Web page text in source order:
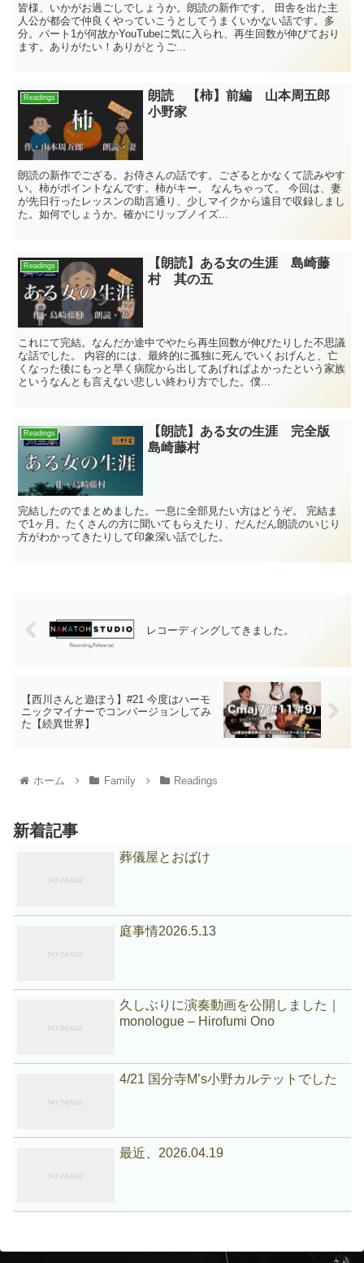
皆様、いかがお過ごしでしょうか。朗読の新作です。 田舎を出た主
人公が都会で仲良くやっていこうとしてうまくいかない話です。多
分。パート1が何故かYouTubeに気に入られ、再生回数が伸びており
ます。ありがたい！ありがとうご...
Readings
朗読 【柿】前編 山本周五郎
小野家
朗読の新作でござる。お侍さんの話です。ござるとかなくて読みやす
い。柿がポイントなんです。柿がキー。 なんちゃって。 今回は、妻
が先日行ったレッスンの助言通り、少しマイクから遠目で収録しまし
た。如何でしょうか。確かにリップノイズ...
Readings
【朗読】ある女の生涯 島崎藤
村 其の五
これにて完結。なんだか途中でやたら再生回数が伸びたりした不思議
な話でした。 内容的には、最終的に孤独に死んでいくおげんと、亡
くなった後にもっと早く病院から出してあげればよかったという家族
というなんとも言えない悲しい終わり方でした。僕...
Readings
【朗読】ある女の生涯 完全版
島崎藤村
完結したのでまとめました。一息に全部見たい方はどうぞ。 完結ま
で1ヶ月。たくさんの方に聞いてもらえたり、だんだん朗読のいじり
方がわかってきたりして印象深い話でした。
レコーディングしてきました。
【西川さんと遊ぼう】#21 今度はハーモ
ニックマイナーでコンバージョンしてみ
た【続異世界】
ホーム Family Readings
新着記事
葬儀屋とおばけ
庭事情2026.5.13
久しぶりに演奏動画を公開しました｜
monologue – Hirofumi Ono
4/21 国分寺M’s小野カルテットでした
最近、2026.04.19